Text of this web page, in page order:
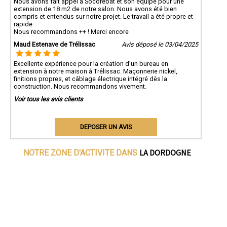
extension de 18 m2 de notre salon. Nous avons été bien
compris et entendus sur notre projet. Le travail a été propre et
rapide.
Nous recommandons ++ ! Merci encore
Maud Estenave de Trélissac
Avis déposé le 03/04/2025
Excellente expérience pour la création d’un bureau en
extension à notre maison à Trélissac. Maçonnerie nickel,
finitions propres, et câblage électrique intégré dès la
construction. Nous recommandons vivement.
Voir tous les avis clients
DEPOSER UN AVIS
NOTRE ZONE D'ACTIVITE DANS LA DORDOGNE